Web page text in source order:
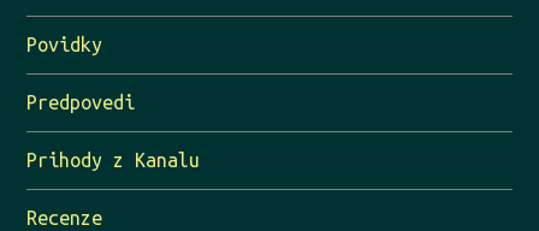
Povidky
Predpovedi
Prihody z Kanalu
Recenze